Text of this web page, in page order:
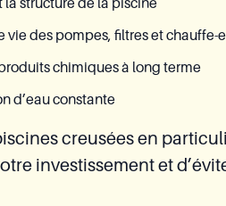
la structure de la piscine
vie des pompes, filtres et chauffe-
chimiques à long terme
d’eau constante
creusées en
investissement et